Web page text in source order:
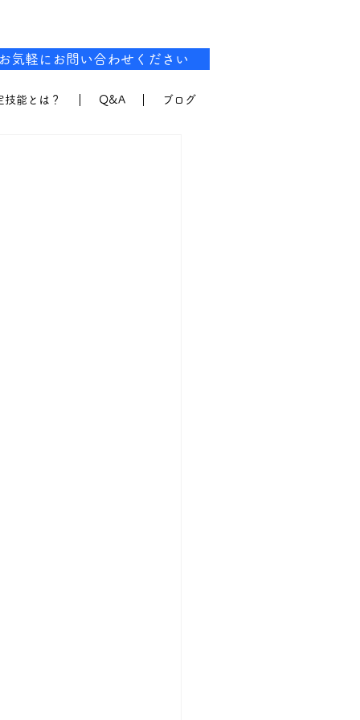
気軽にお問い合わせください
技能とは？ Q&A ブログ